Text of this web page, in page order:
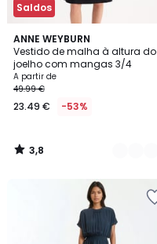
Saldos
ANNE WEYBURN
Vestido de malha à altura do
joelho com mangas 3/4
A partir de
49.99 €
23.49 € -53%
3,8
/ 5
2
Cores
3,8
/